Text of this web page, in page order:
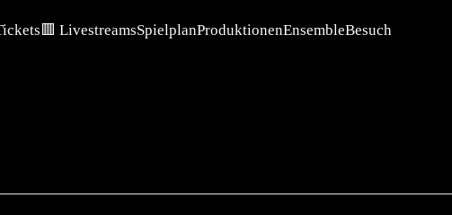
🟥 LivestreamsSpielplanProduktionenEnsembleBesuch